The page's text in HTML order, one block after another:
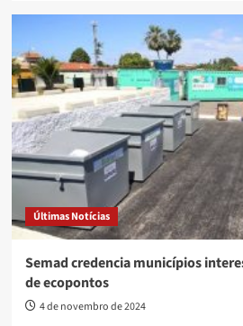
Últimas Notícias
Semad credencia municípios
de ecopontos
4 de novembro de 2024